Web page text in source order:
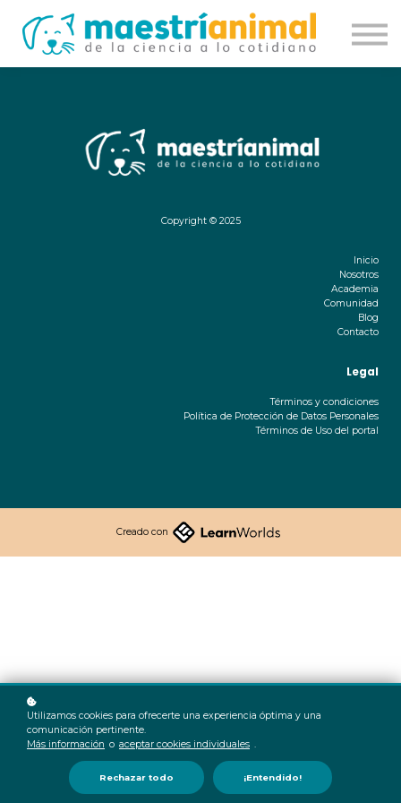
Academia
Comunidad
Copyright © 2025
Inicio
Nosotros
Academia
Comunidad
Blog
Contacto
Legal
Términos y condiciones
Política de Protección de Datos Personales
Términos de Uso del portal
Creado con
Utilizamos cookies para ofrecerte una experiencia óptima y una
comunicación pertinente.
Más información o aceptar cookies individuales .
Rechazar todo ¡Entendido!